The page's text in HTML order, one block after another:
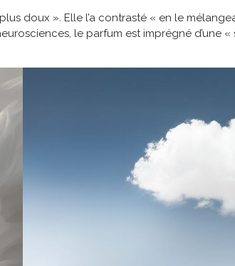
doux ». Elle l’a contrasté « en le
le parfum est imprégné d’une